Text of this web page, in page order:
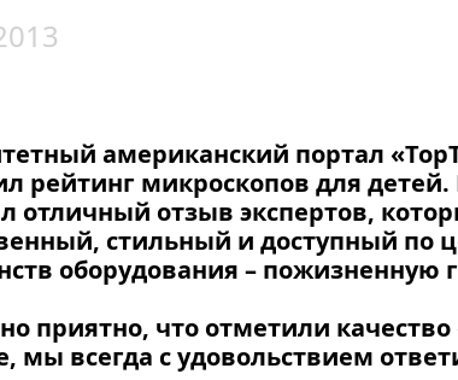
американский портал
рейтинг микроскопов для
отличный отзыв экспертов,
стильный и доступный по
оборудования – пожизненную
приятно, что отметили
мы всегда с удовольствием